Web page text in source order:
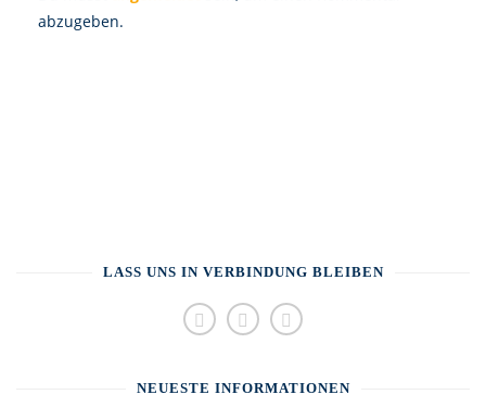
abzugeben.
LASS UNS IN VERBINDUNG BLEIBEN
NEUESTE INFORMATIONEN